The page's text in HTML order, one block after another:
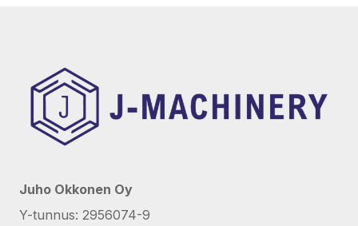
Juho Okkonen Oy
Y-tunnus: 2956074-9